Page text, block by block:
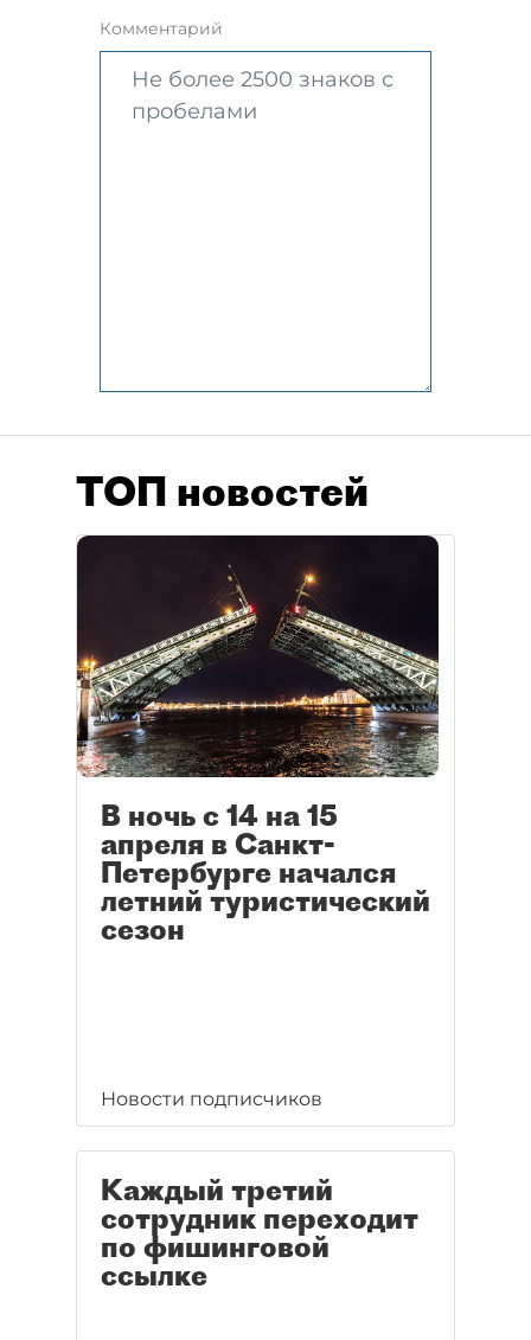
Комментарий
ТОП новостей
В ночь с 14 на 15
апреля в Санкт-
Петербурге начался
летний туристический
сезон
Новости подписчиков
Каждый третий
сотрудник переходит
по фишинговой
ссылке